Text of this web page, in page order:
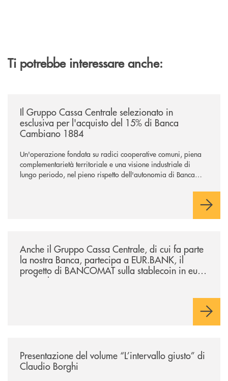
Ti potrebbe interessare anche:
Il Gruppo Cassa Centrale selezionato in
esclusiva per l'acquisto del 15% di Banca
Cambiano 1884
Un'operazione fondata su radici cooperative comuni, piena
complementarietà territoriale e una visione industriale di
lungo periodo, nel pieno rispetto dell'autonomia di Banca
negoziazione esclusiva per la finalizzazione dell’operazione.
Anche il Gruppo Cassa Centrale, di cui fa parte
la nostra Banca, partecipa a EUR.BANK, il
progetto di BANCOMAT sulla stablecoin in euro
e sul relativo ecosistema
Presentazione del volume “L’intervallo giusto” di
Claudio Borghi